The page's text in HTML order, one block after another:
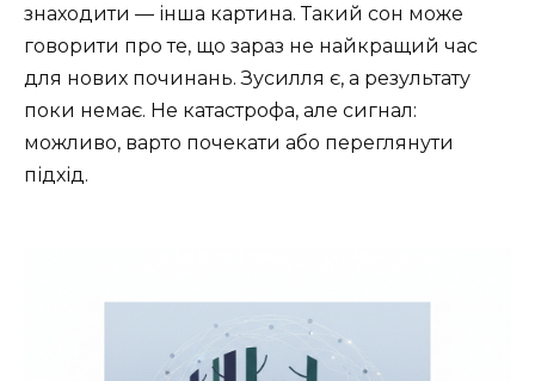
знаходити — інша картина. Такий сон може
говорити про те, що зараз не найкращий час
для нових починань. Зусилля є, а результату
поки немає. Не катастрофа, але сигнал:
можливо, варто почекати або переглянути
підхід.